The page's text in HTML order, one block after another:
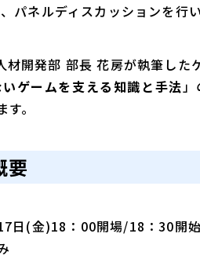
パネルディスカッションを行い
材開発部 部長 花房が執筆した
ゲームを支える知識と手法」
。
要
日(金)18：00開場/18：30開